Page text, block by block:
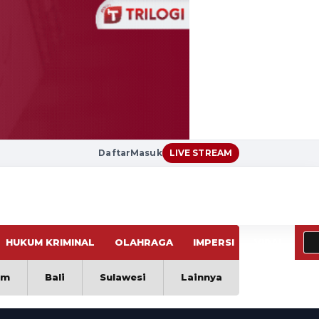
DaftarMasuk LIVE STREAM
HUKUM KRIMINAL OLAHRAGA IMPERSI
Bali Sulawesi Lainnya